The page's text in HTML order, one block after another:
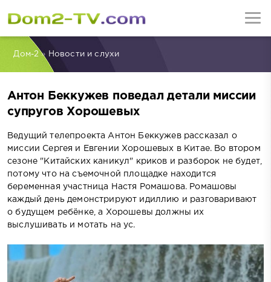
Дом-2» Новости и слухи
Антон Беккужев поведал детали миссии
супругов Хорошевых
Ведущий телепроекта Антон Беккужев рассказал о
миссии Сергея и Евгении Хорошевых в Китае. Во втором
сезоне "Китайских каникул" криков и разборок не будет,
потому что на съемочной площадке находится
беременная участница Настя Ромашова. Ромашовы
каждый день демонстрируют идиллию и разговаривают
о будущем ребёнке, а Хорошевы должны их
выслушивать и мотать на ус.